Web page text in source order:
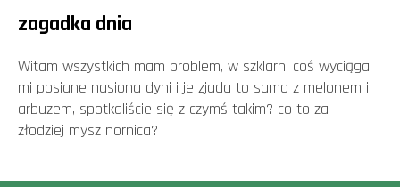
zagadka dnia
Witam wszystkich mam problem, w szklarni coś wyciąga
mi posiane nasiona dyni i je zjada to samo z melonem i
arbuzem, spotkaliście się z czymś takim? co to za
złodziej mysz nornica?